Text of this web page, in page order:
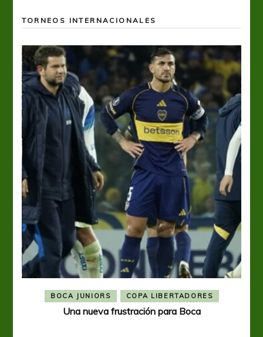
TORNEOS INTERNACIONALES
BOCA JUNIORS COPA LIBERTADORES
Una nueva frustración para Boca